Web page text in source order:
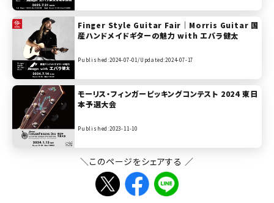
Finger Style Guitar Fair｜Morris Guitar 国
産ハンドメイドギターの魅力 with エバラ健太
Published:2024-07-01/Updated:2024-07-17
モーリス・フィンガーピッキングコンテスト 2024 東日
本予選大会
Published:2023-11-10
＼このページをシェアする ／